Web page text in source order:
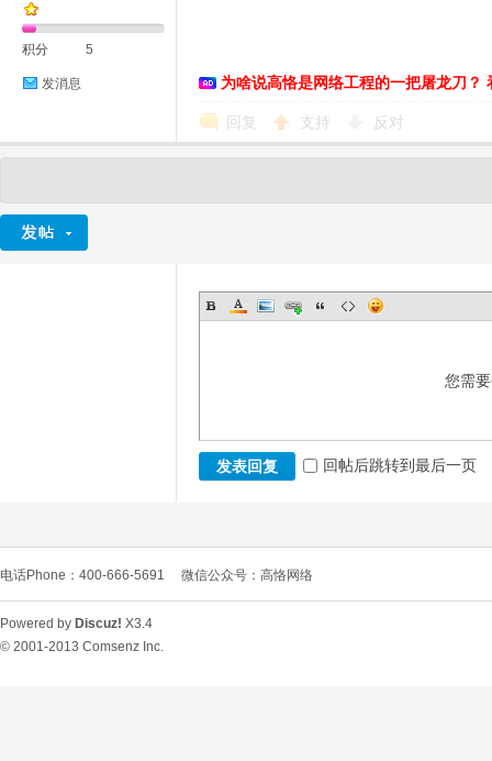
积分 5
发消息 为啥说高恪是网络工程的一把屠龙刀？
回复 支持 反对
您需
发表回复 回帖后跳转到最后一页
电话Phone：400-666-5691 微信公众号：高恪网络
Powered by Discuz! X3.4
© 2001-2013 Comsenz Inc.